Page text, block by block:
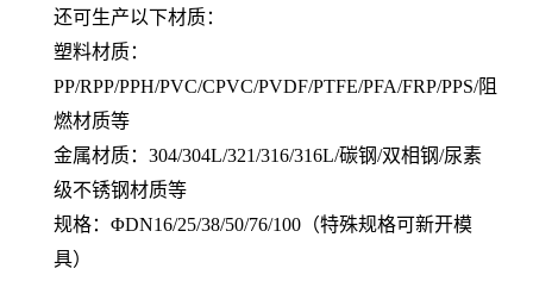
还可生产以下材质：
塑料材质：
PP/RPP/PPH/PVC/CPVC/PVDF/PTFE/PFA/FRP/PPS/阻
燃材质等
金属材质：304/304L/321/316/316L/碳钢/双相钢/尿素
级不锈钢材质等
规格：ΦDN16/25/38/50/76/100（特殊规格可新开模
具）